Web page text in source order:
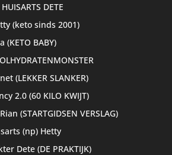
DETE
(keto sinds 2001)
(KETO BABY)
(LEKKER SLANKER)
2.0 (60 KILO KWIJT)
(STARTGIDSEN VERSLAG)
(np) Hetty
Dete (DE PRAKTIJK)